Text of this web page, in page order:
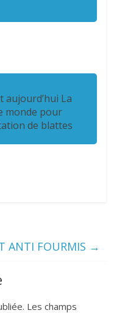
aujourd’hui La
monde pour
de blattes
ANTI FOURMIS →
Les champs